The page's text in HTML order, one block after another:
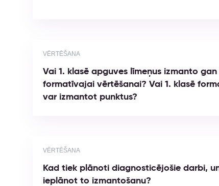
VĒRTĒŠANA
Vai 1. klasē apguves līmeņus izmanto
formatīvajai vērtēšanai? Vai 1. klasē
var izmantot punktus?
VĒRTĒŠANA
Kad tiek plānoti diagnosticējošie darbi,
ieplānot to izmantošanu?